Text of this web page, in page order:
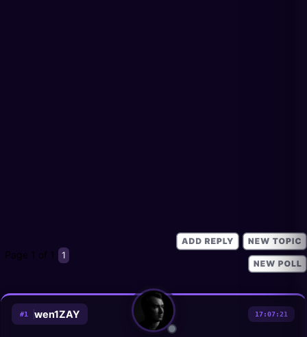
Page 1 of 1 1
#1 wen1ZAY 17:07:21